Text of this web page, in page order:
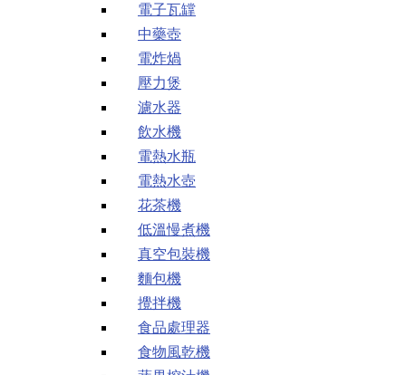
電子瓦罉
中藥壺
電炸煱
壓力煲
濾水器
飲水機
電熱水瓶
電熱水壺
花茶機
低溫慢煮機
真空包裝機
麵包機
攪拌機
食品處理器
食物風乾機